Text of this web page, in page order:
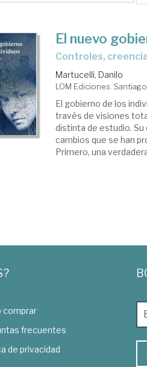
El nuevo
controles,
Martucelli, Danilo
LOM Ediciones.
El gobierno de los
través de visiones
distinta de estudio.
cambios que se han
Primero, una
comprar
frecuentes
de privacidad